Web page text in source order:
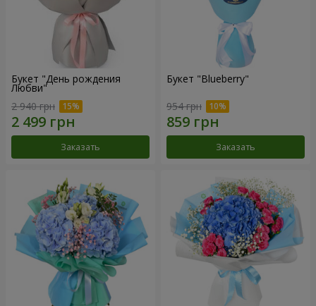
Букет "День рождения
Любви"
2 940 грн
Заказать
Букет "Blueberry"
954 грн
Заказать